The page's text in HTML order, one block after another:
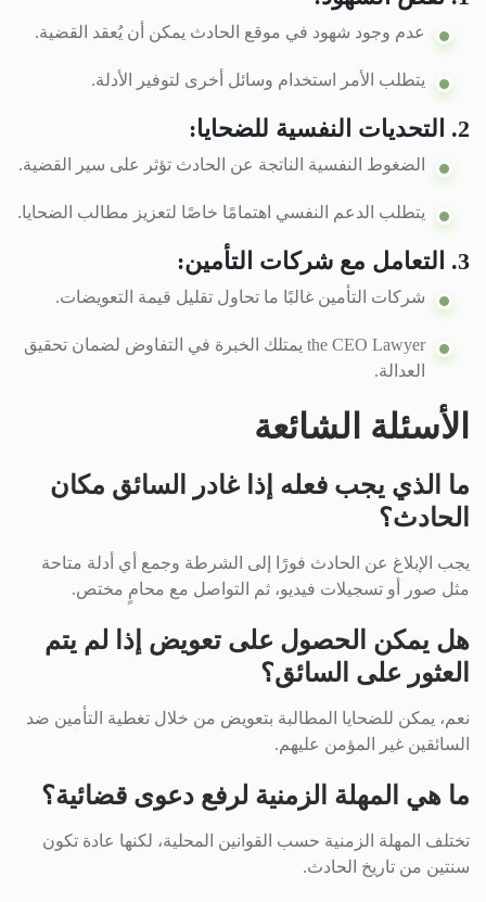
عدم وجود شهود في موقع الحادث يمكن أن يُعقد القضية.
يتطلب الأمر استخدام وسائل أخرى لتوفير الأدلة.
2. التحديات النفسية للضحايا:
الضغوط النفسية الناتجة عن الحادث تؤثر على سير القضية.
يتطلب الدعم النفسي اهتمامًا خاصًا لتعزيز مطالب الضحايا.
3. التعامل مع شركات التأمين:
شركات التأمين غالبًا ما تحاول تقليل قيمة التعويضات.
the CEO Lawyer يمتلك الخبرة في التفاوض لضمان تحقيق
العدالة.
الأسئلة الشائعة
ما الذي يجب فعله إذا غادر السائق مكان
الحادث؟
يجب الإبلاغ عن الحادث فورًا إلى الشرطة وجمع أي أدلة متاحة
مثل صور أو تسجيلات فيديو، ثم التواصل مع محامٍ مختص.
هل يمكن الحصول على تعويض إذا لم يتم
العثور على السائق؟
نعم، يمكن للضحايا المطالبة بتعويض من خلال تغطية التأمين ضد
السائقين غير المؤمن عليهم.
ما هي المهلة الزمنية لرفع دعوى قضائية؟
تختلف المهلة الزمنية حسب القوانين المحلية، لكنها عادة تكون
سنتين من تاريخ الحادث.